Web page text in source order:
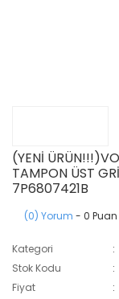
(YENİ
TAMPON ÜST
7P6807421B
(0) Yorum - 0 Puan
Kategori
Stok Kodu
Fiyat